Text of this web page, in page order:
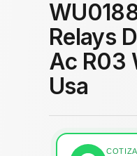
Relays
Ac R03
Usa